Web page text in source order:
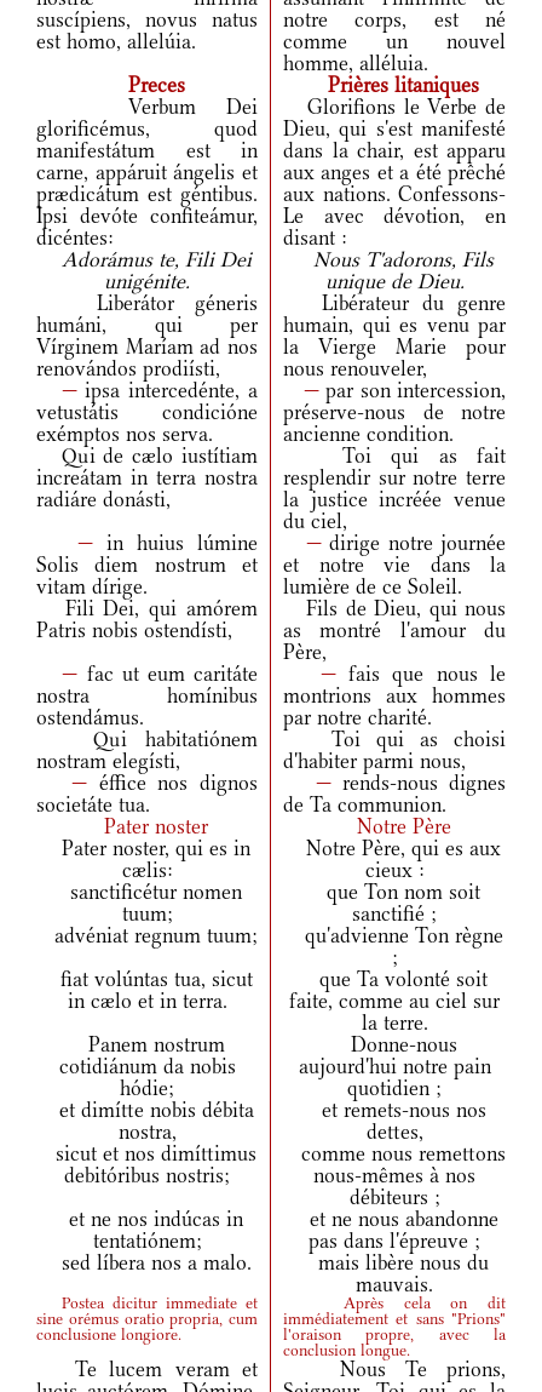
suscípiens, novus natus
est homo, allelúia.
notre corps, est né
comme un nouvel
homme, alléluia.
Preces
Prières litaniques
Verbum Dei
glorificémus, quod
manifestátum est in
carne, appáruit ángelis et
prædicátum est géntibus.
Ipsi devóte confiteámur,
dicéntes:
Glorifions le Verbe de
Dieu, qui s'est manifesté
dans la chair, est apparu
aux anges et a été prêché
aux nations. Confessons-
Le avec dévotion, en
disant :
Adorámus te, Fili Dei
unigénite.
Nous T'adorons, Fils
unique de Dieu.
Liberátor géneris
humáni, qui per
Vírginem Maríam ad nos
renovándos prodiísti,
Libérateur du genre
humain, qui es venu par
la Vierge Marie pour
nous renouveler,
—ipsa intercedénte, a
vetustátis condicióne
exémptos nos serva.
—par son intercession,
préserve-nous de notre
ancienne condition.
Qui de cælo iustítiam
increátam in terra nostra
radiáre donásti,
Toi qui as fait
resplendir sur notre terre
la justice incréée venue
du ciel,
—in huius lúmine
Solis diem nostrum et
vitam dírige.
— dirige notre journée
et notre vie dans la
lumière de ce Soleil.
Fili Dei, qui amórem
Patris nobis ostendísti,
Fils de Dieu, qui nous
as montré l'amour du
Père,
— fac ut eum caritáte
nostra homínibus
ostendámus.
—fais que nous le
montrions aux hommes
par notre charité.
Qui habitatiónem
nostram elegísti,
Toi qui as choisi
d'habiter parmi nous,
— éffice nos dignos
societáte tua.
— rends-nous dignes
de Ta communion.
Pater noster
Notre Père
Pater noster, qui es in
cælis:
Notre Père, qui es aux
cieux :
sanctificétur nomen
tuum;
que Ton nom soit
sanctifié ;
advéniat regnum tuum;
qu'advienne Ton règne
;
fiat volúntas tua, sicut
in cælo et in terra.
que Ta volonté soit
faite, comme au ciel sur
la terre.
Panem nostrum
cotidiánum da nobis
hódie;
Donne-nous
aujourd'hui notre pain
quotidien ;
et dimítte nobis débita
nostra,
et remets-nous nos
dettes,
sicut et nos dimíttimus
debitóribus nostris;
comme nous remettons
nous-mêmes à nos
débiteurs ;
et ne nos indúcas in
tentatiónem;
et ne nous abandonne
pas dans l'épreuve ;
sed líbera nos a malo.
mais libère nous du
mauvais.
Postea dicitur immediate et
sine orémus oratio propria, cum
conclusione longiore.
Après cela on dit
immédiatement et sans "Prions"
l'oraison propre, avec la
conclusion longue.
Te lucem veram et
Nous Te prions,